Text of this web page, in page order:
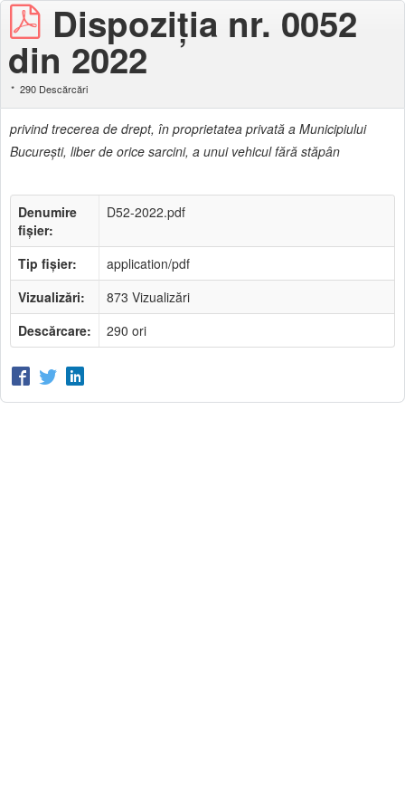
Dispoziția nr. 0052
din 2022
290 Descărcări
privind trecerea de drept, în proprietatea privată a Municipiului
Bucureşti, liber de orice sarcini, a unui vehicul fără stăpân
Denumire
fișier:
D52-2022.pdf
Tip fișier:
application/pdf
Vizualizări:
873 Vizualizări
Descărcare:
290 ori